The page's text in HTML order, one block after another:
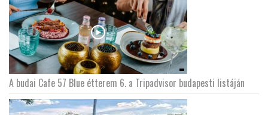
A budai Cafe 57 Blue étterem 6. a Tripadvisor budapesti listáján